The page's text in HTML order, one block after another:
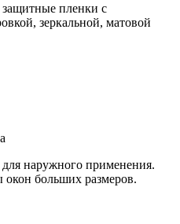
пленки с
зеркальной, матовой
наружного применения.
больших размеров.